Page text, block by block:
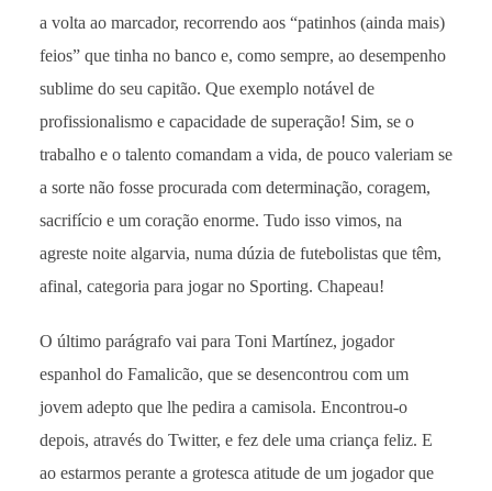
a volta ao marcador, recorrendo aos “patinhos (ainda mais)
feios” que tinha no banco e, como sempre, ao desempenho
sublime do seu capitão. Que exemplo notável de
profissionalismo e capacidade de superação! Sim, se o
trabalho e o talento comandam a vida, de pouco valeriam se
a sorte não fosse procurada com determinação, coragem,
sacrifício e um coração enorme. Tudo isso vimos, na
agreste noite algarvia, numa dúzia de futebolistas que têm,
afinal, categoria para jogar no Sporting. Chapeau!
O último parágrafo vai para Toni Martínez, jogador
espanhol do Famalicão, que se desencontrou com um
jovem adepto que lhe pedira a camisola. Encontrou-o
depois, através do Twitter, e fez dele uma criança feliz. E
ao estarmos perante a grotesca atitude de um jogador que